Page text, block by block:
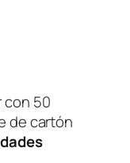
con 50
de cartón